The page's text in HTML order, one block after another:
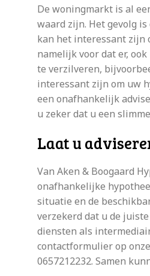
De woningmarkt is al
waard zijn. Het gevolg
kan het interessant zijn
namelijk voor dat er,
te verzilveren,
interessant zijn om uw
een onafhankelijk
u zeker dat u een
Laat u
Van Aken & Boogaard
onafhankelijke
situatie en de
verzekerd dat u de
diensten als
contactformulier op
0657212232. Samen